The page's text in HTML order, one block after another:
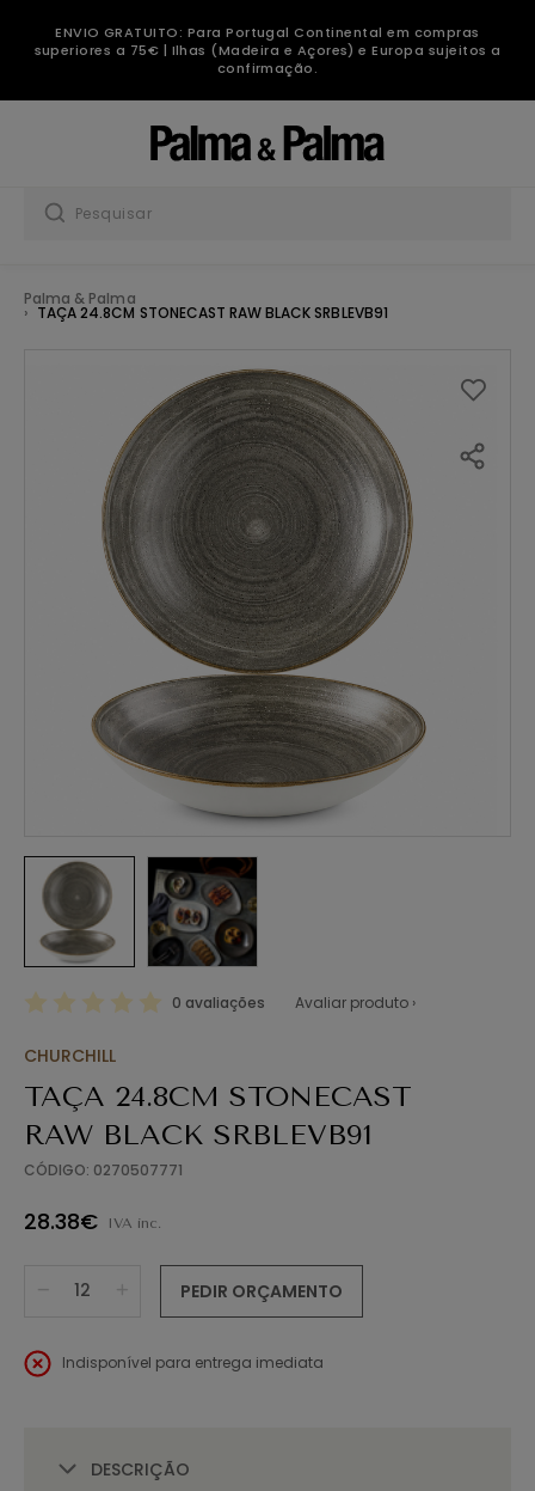
ENVIO GRATUITO: Para Portugal Continental em compras
superiores a 75€ | Ilhas (Madeira e Açores) e Europa sujeitos a
confirmação.
Palma & Palma
TAÇA 24.8CM STONECAST RAW BLACK SRBLEVB91
0 avaliações Avaliar produto ›
CHURCHILL
TAÇA 24.8CM STONECAST
RAW BLACK SRBLEVB91
CÓDIGO: 0270507771
28.38€ IVA inc.
PEDIR ORÇAMENTO
Indisponível para entrega imediata
DESCRIÇÃO